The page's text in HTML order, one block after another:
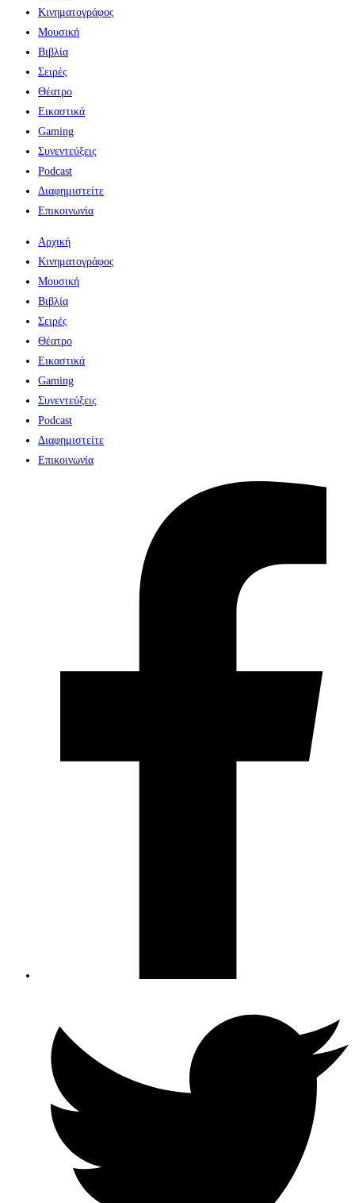
Κινηματογράφος
Μουσική
Βιβλία
Σειρές
Θέατρο
Εικαστικά
Gaming
Συνεντεύξεις
Podcast
Διαφημιστείτε
Επικοινωνία
Αρχική
Κινηματογράφος
Μουσική
Βιβλία
Σειρές
Θέατρο
Εικαστικά
Gaming
Συνεντεύξεις
Podcast
Διαφημιστείτε
Επικοινωνία